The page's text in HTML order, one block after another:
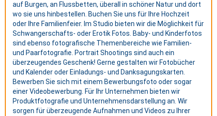
auf Burgen, an Flussbetten, überall in schöner Natur und dort
wo sie uns hinbestellen. Buchen Sie uns für Ihre Hochzeit
oder Ihre Familienfeier. Im Studio bieten wir die Möglichkeit für
Schwangerschafts- oder Erotik Fotos. Baby- und Kinderfotos
sind ebenso fotografische Themenbereiche wie Familien-
und Paarfotografie. Portrait Shootings sind auch ein
überzeugendes Geschenk! Gerne gestalten wir Fotobücher
und Kalender oder Einladungs- und Danksagungskarten.
Bewerben Sie sich mit einem Bewerbungsfoto oder sogar
einer Videobewerbung. Für Ihr Unternehmen bieten wir
Produktfotografie und Unternehmensdarstellung an. Wir
sorgen für überzeugende Aufnahmen und Videos zu Ihrer